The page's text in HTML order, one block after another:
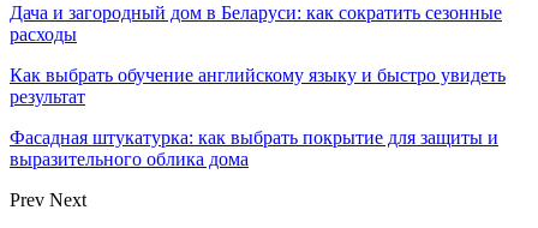
Дача и загородный дом в Беларуси: как сократить сезонные
расходы
Как выбрать обучение английскому языку и быстро увидеть
результат
Фасадная штукатурка: как выбрать покрытие для защиты и
выразительного облика дома
Prev Next